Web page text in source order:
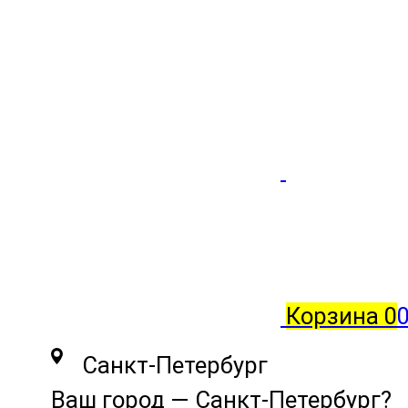
Корзина 0
Санкт-Петербург
Ваш город — Санкт-Петербург?